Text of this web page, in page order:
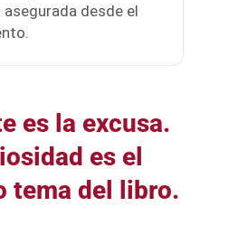
desde el
es la excusa.
es el
tema del libro.